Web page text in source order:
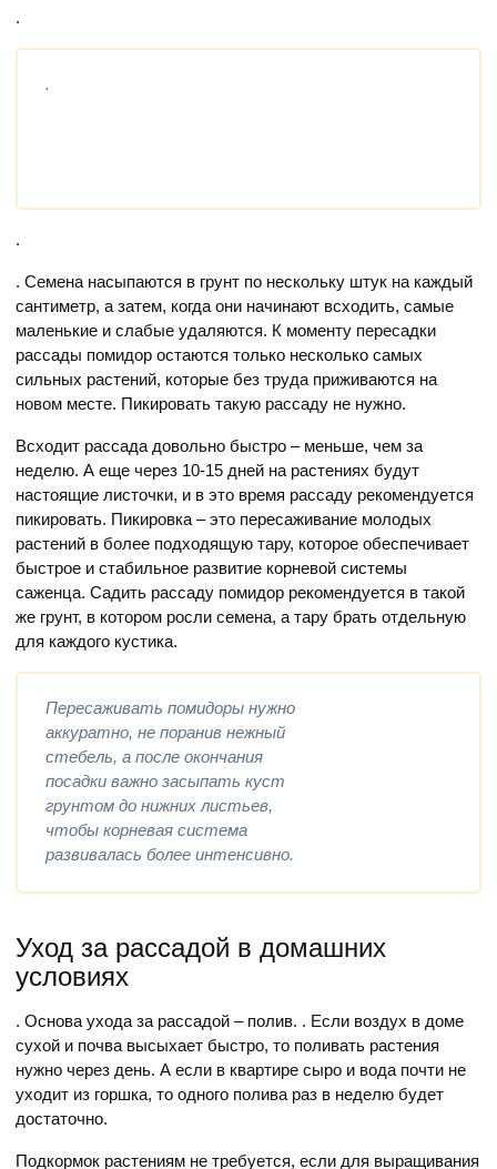
.
.
.
. Семена насыпаются в грунт по нескольку штук на каждый
сантиметр, а затем, когда они начинают всходить, самые
маленькие и слабые удаляются. К моменту пересадки
рассады помидор остаются только несколько самых
сильных растений, которые без труда приживаются на
новом месте. Пикировать такую рассаду не нужно.
Всходит рассада довольно быстро – меньше, чем за
неделю. А еще через 10-15 дней на растениях будут
настоящие листочки, и в это время рассаду рекомендуется
пикировать. Пикировка – это пересаживание молодых
растений в более подходящую тару, которое обеспечивает
быстрое и стабильное развитие корневой системы
саженца. Садить рассаду помидор рекомендуется в такой
же грунт, в котором росли семена, а тару брать отдельную
для каждого кустика.
Пересаживать помидоры нужно
аккуратно, не поранив нежный
стебель, а после окончания
посадки важно засыпать куст
грунтом до нижних листьев,
чтобы корневая система
развивалась более интенсивно.
Уход за рассадой в домашних
условиях
. Основа ухода за рассадой – полив. . Если воздух в доме
сухой и почва высыхает быстро, то поливать растения
нужно через день. А если в квартире сыро и вода почти не
уходит из горшка, то одного полива раз в неделю будет
достаточно.
Подкормок растениям не требуется, если для выращивания